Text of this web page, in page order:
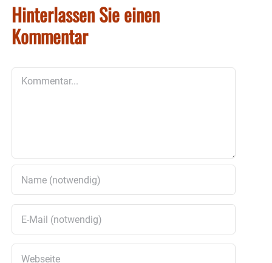
Hinterlassen Sie einen
Kommentar